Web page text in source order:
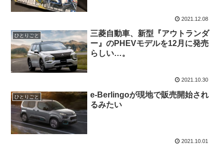
2021.12.08
ひとりごと
三菱自動車、新型『アウトランダ
ー』のPHEVモデルを12月に発売
らしい…。
2021.10.30
ひとりごと
e-Berlingoが現地で販売開始され
るみたい
2021.10.01